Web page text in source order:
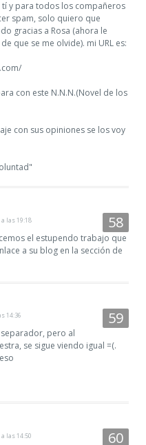
tí y para todos los compañeros
spam, solo quiero que
gracias a Rosa (ahora le
que se me olvide). mi URL es:
con este N.N.N.(Novel de los
con sus opiniones se los voy
las 19:18
el estupendo trabajo que
a su blog en la sección de
14:36
pero al
se sigue viendo igual =(.
las 14:50